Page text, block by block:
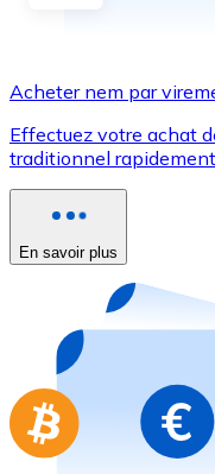
Utilisez les cartes
Acheter avec carte
Nouveau
Achetez des
Aller à la boutique
Acheter nem par
Effectuez votre achat
traditionnel
En savoir plus